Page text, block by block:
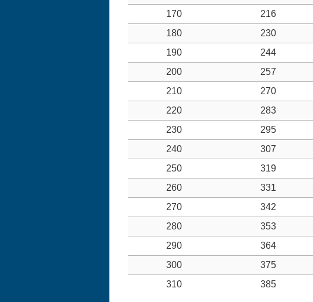
170
216
180
230
190
244
200
257
210
270
220
283
230
295
240
307
250
319
260
331
270
342
280
353
290
364
300
375
310
385